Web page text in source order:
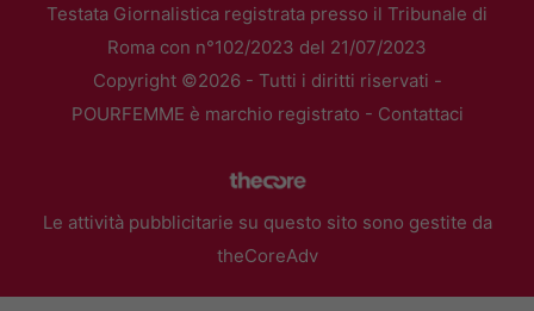
Testata Giornalistica registrata presso il Tribunale di
Roma con n°102/2023 del 21/07/2023
Copyright ©2026 - Tutti i diritti riservati -
POURFEMME è marchio registrato - Contattaci
Le attività pubblicitarie su questo sito sono gestite da
theCoreAdv